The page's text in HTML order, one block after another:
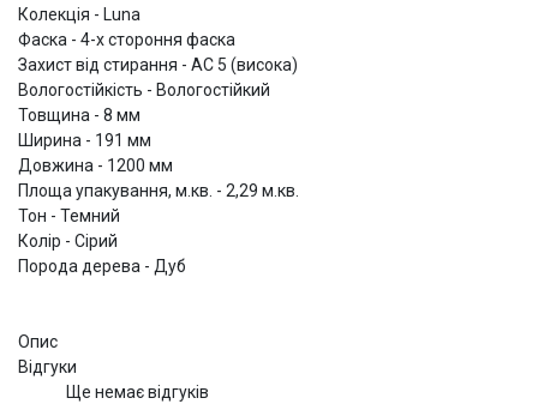
Колекція - Luna
Фаска - 4-х стороння фаска
Захист від стирання - AC 5 (висока)
Вологостійкість - Вологостійкий
Товщина - 8 мм
Ширина - 191 мм
Довжина - 1200 мм
Площа упакування, м.кв. - 2,29 м.кв.
Тон - Темний
Колір - Сірий
Порода дерева - Дуб
Опис
Відгуки
Ще немає відгуків